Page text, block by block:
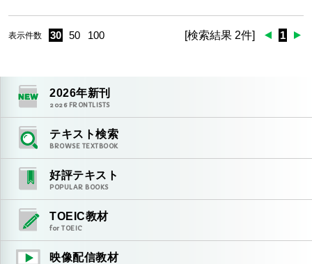
表示件数 30 50 100 [検索結果 2件] 1
2026年新刊
2026FRONTLISTS
テキスト検索
BROWSE TEXTBOOK
好評テキスト
POPULAR BOOKS
TOEIC教材
for TOEIC
映像配信教材